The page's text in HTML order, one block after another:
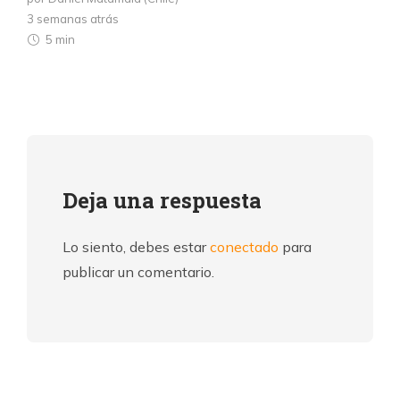
3 semanas atrás
5 min
Deja una respuesta
Lo siento, debes estarconectado para
publicar un comentario.